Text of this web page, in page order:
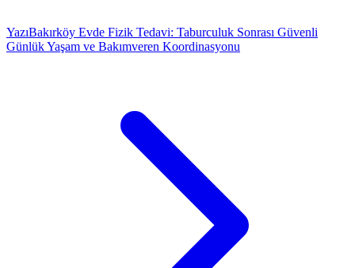
YazıBakırköy Evde Fizik Tedavi: Taburculuk Sonrası Güvenli
Günlük Yaşam ve Bakımveren Koordinasyonu